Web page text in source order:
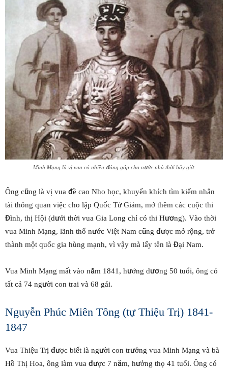
Minh Mạng là vị vua có nhiều đóng góp cho nước nhà thời bấy giờ.
Ông cũng là vị vua đề cao Nho học, khuyến khích tìm kiếm nhân
tài thông quan việc cho lập Quốc Tử Giám, mở thêm các cuộc thi
Đình, thị Hội (dưới thời vua Gia Long chỉ có thi Hương). Vào thời
vua Minh Mạng, lãnh thổ nước Việt Nam cũng được mở rộng, trở
thành một quốc gia hùng mạnh, vì vậy mà lấy tên là Đại Nam.
Vua Minh Mạng mất vào năm 1841, hưởng dương 50 tuổi, ông có
tất cả 74 người con trai và 68 gái.
Nguyễn Phúc Miên Tông (tự Thiệu Trị) 1841-
1847
Vua Thiệu Trị được biết là người con trưởng vua Minh Mạng và bà
Hồ Thị Hoa, ông làm vua được 7 năm, hưởng thọ 41 tuổi. Ông có